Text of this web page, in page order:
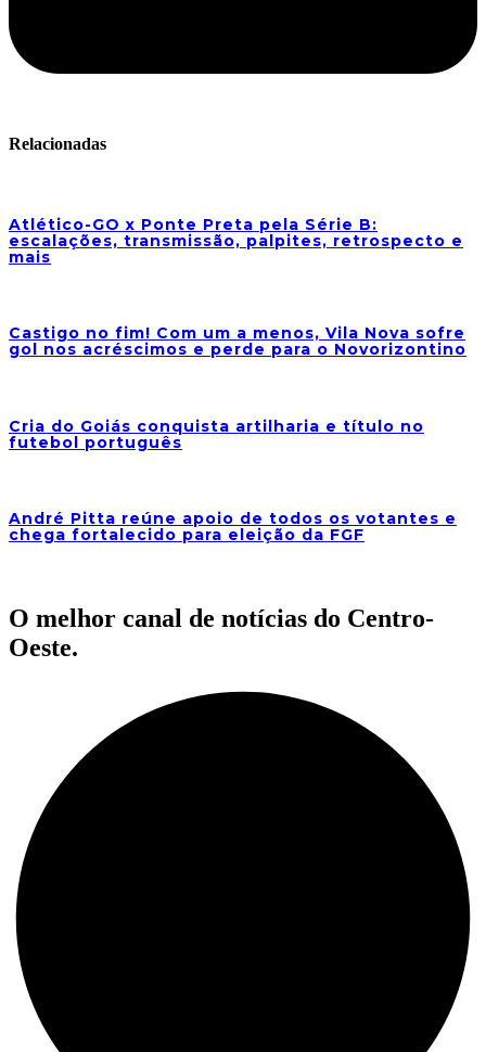
Relacionadas
Atlético-GO x Ponte Preta pela Série B:
escalações, transmissão, palpites, retrospecto e
mais
Castigo no fim! Com um a menos, Vila Nova sofre
gol nos acréscimos e perde para o Novorizontino
Cria do Goiás conquista artilharia e título no
futebol português
André Pitta reúne apoio de todos os votantes e
chega fortalecido para eleição da FGF
O melhor canal de notícias do Centro-
Oeste.